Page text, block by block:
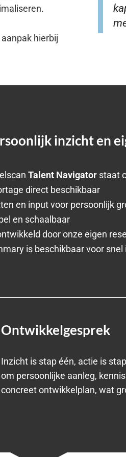
hierbij
inzicht en
Talent Navigator staat
direct beschikbaar
en input voor persoonlijk
en schaalbaar
door onze eigen
is beschikbaar voor snel
Ontwikkelgesprek
Inzicht is stap één, actie is
om persoonlijke aanleg,
concreet ontwikkelplan, wat